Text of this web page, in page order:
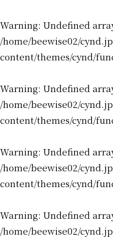
Warning: Undefined
/home/beewise02/
content/themes/cynd/
Warning: Undefined
/home/beewise02/
content/themes/cynd/
Warning: Undefined
/home/beewise02/
content/themes/cynd/
Warning: Undefined
/home/beewise02/